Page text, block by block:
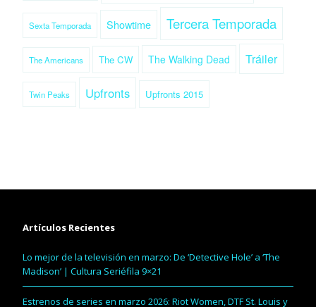
Sexta Temporada Showtime Tercera Temporada
The Americans The CW The Walking Dead Tráiler
Twin Peaks Upfronts Upfronts 2015
Artículos Recientes
Lo mejor de la televisión en marzo: De ‘Detective Hole’ a ‘The
Madison’ | Cultura Seriéfila 9×21
Estrenos de series en marzo 2026: Riot Women, DTF St. Louis y